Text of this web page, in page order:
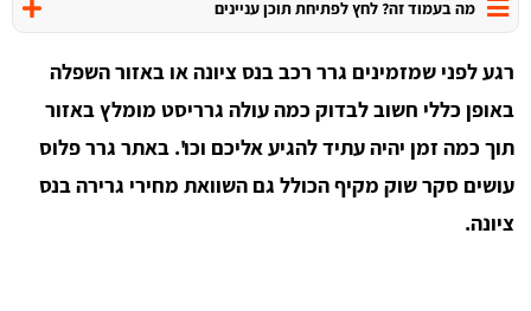
מה בעמוד זה? לחץ לפתיחת תוכן עניינים
רגע לפני שמזמינים גרר רכב בנס ציונה או באזור השפלה
באופן כללי חשוב לבדוק כמה עולה גרריסט מומלץ באזור
תוך כמה זמן יהיה עתיד להגיע אליכם וכו'. באתר גרר פלוס
עושים סקר שוק מקיף הכולל גם השוואת מחירי גרירה בנס
ציונה.